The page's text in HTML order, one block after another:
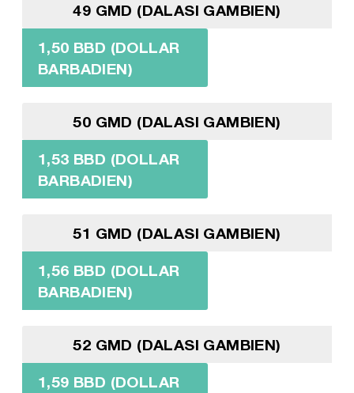
49 GMD (DALASI GAMBIEN)
1,50 BBD (DOLLAR
BARBADIEN)
50 GMD (DALASI GAMBIEN)
1,53 BBD (DOLLAR
BARBADIEN)
51 GMD (DALASI GAMBIEN)
1,56 BBD (DOLLAR
BARBADIEN)
52 GMD (DALASI GAMBIEN)
1,59 BBD (DOLLAR